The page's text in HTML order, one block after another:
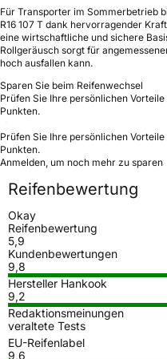
Für Transporter im Sommerbetrieb
R16 107 T dank hervorragender
eine wirtschaftliche und sichere
Rollgeräusch sorgt für
hoch ausfallen kann.
Sparen Sie beim Reifenwechsel
Prüfen Sie Ihre persönlichen
Punkten.
Prüfen Sie Ihre persönlichen
Punkten.
Anmelden, um noch mehr zu sparen
Reifenbewertung
Okay
Reifenbewertung
5,9
Kundenbewertungen
9,8
Hersteller Hankook
9,2
Redaktionsmeinungen
veraltete Tests
EU-Reifenlabel
9,6